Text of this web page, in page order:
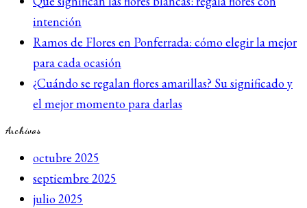
intención
Ramos de Flores en Ponferrada: cómo elegir la mejor
para cada ocasión
¿Cuándo se regalan flores amarillas? Su significado y
el mejor momento para darlas
Archivos
octubre 2025
septiembre 2025
julio 2025